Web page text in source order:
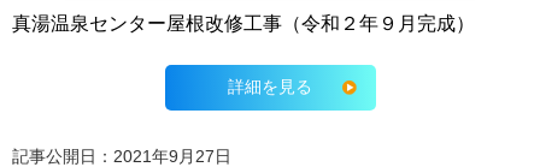
真湯温泉センター屋根改修工事（令和２年９月完成）
詳細を見る
記事公開日：2021年9月27日